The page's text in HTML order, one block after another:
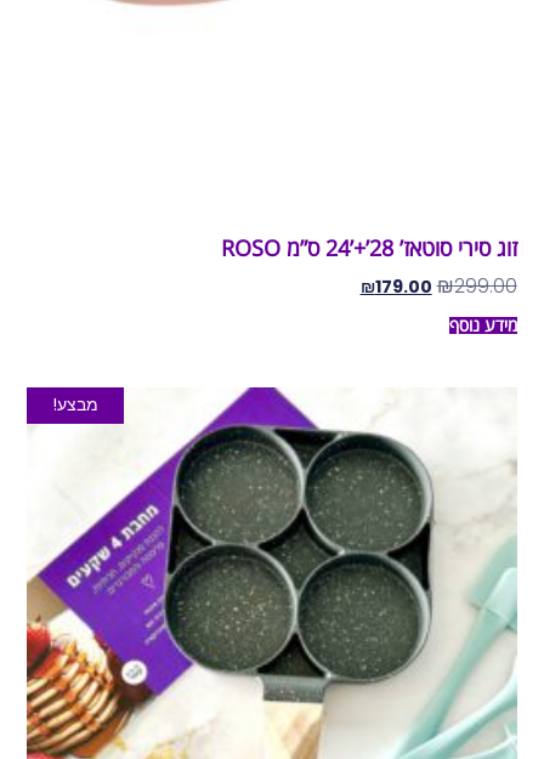
זוג סירי סוטאז’ 28’+’24 ס”מ ROSO
₪299.00
₪179.00
מידע נוסף
מבצע!